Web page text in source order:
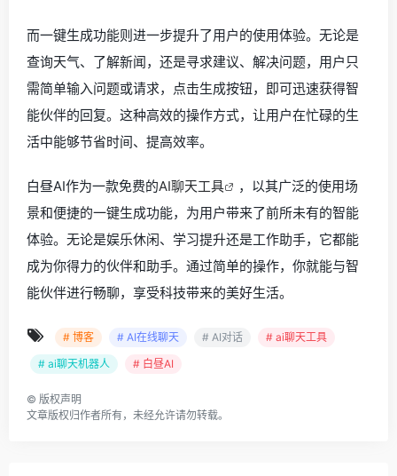
而一键生成功能则进一步提升了用户的使用体验。无论是
查询天气、了解新闻，还是寻求建议、解决问题，用户只
需简单输入问题或请求，点击生成按钮，即可迅速获得智
能伙伴的回复。这种高效的操作方式，让用户在忙碌的生
活中能够节省时间、提高效率。
白昼AI作为一款免费的AI聊天工具
，以其广泛的使用场
景和便捷的一键生成功能，为用户带来了前所未有的智能
体验。无论是娱乐休闲、学习提升还是工作助手，它都能
成为你得力的伙伴和助手。通过简单的操作，你就能与智
能伙伴进行畅聊，享受科技带来的美好生活。
# 博客 # AI在线聊天 # AI对话
# ai聊天工具
# ai聊天机器人
# 白昼AI
© 版权声明
文章版权归作者所有，未经允许请勿转载。